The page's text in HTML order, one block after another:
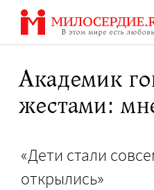
Перейти
содержанию
Академик
жестами:
«Дети стали
открылись»